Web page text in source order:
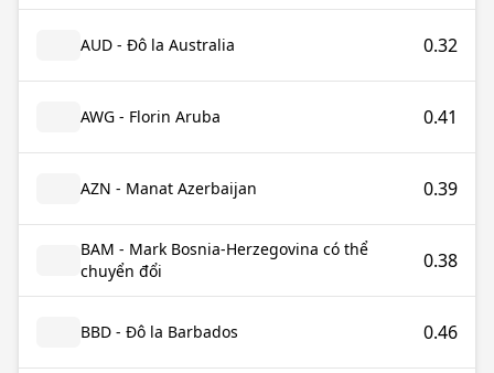
AUD - Đô la Australia 0.32
AWG - Florin Aruba 0.41
AZN - Manat Azerbaijan 0.39
BAM - Mark Bosnia-Herzegovina có thể
chuyển đổi
0.38
BBD - Đô la Barbados 0.46